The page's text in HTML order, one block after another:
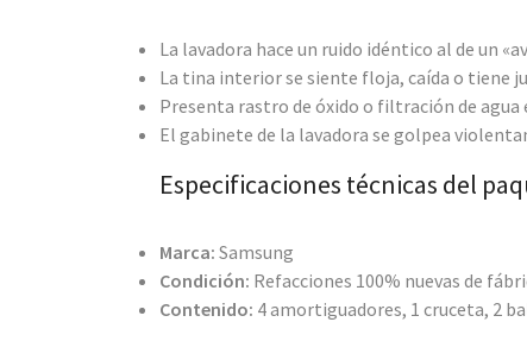
La lavadora hace un ruido idéntico al de un
La tina interior se siente floja, caída o tiene
Presenta rastro de óxido o filtración de
El gabinete de la lavadora se golpea
Especificaciones técnicas del
Marca: Samsung
Condición: Refacciones 100% nuevas de
Contenido: 4 amortiguadores, 1 cruceta, 2